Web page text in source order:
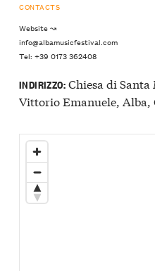
CONTACTS
Website ↝
info@albamusicfestival.com
Tel: +39 0173 362408
INDIRIZZO:Chiesa di Santa
Vittorio Emanuele, Alba,